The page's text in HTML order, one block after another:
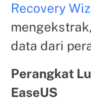
Recovery
data dari
Perangkat
EaseUS